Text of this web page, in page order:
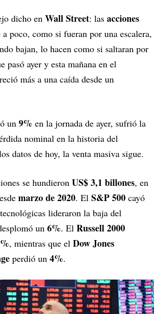
dicho en Wall Street: las acciones
a poco, como si fueran por una escalera,
bajan, lo hacen como si saltaran por
pasó ayer y esta mañana en el
más a una caída desde un
un 9% en la jornada de ayer, sufrió la
nominal en la historia del
datos de hoy, la venta masiva sigue.
se hundieron US$ 3,1 billones, en
marzo de 2020. El S&P 500 cayó
lideraron la baja del
un 6%. El Russell 2000
, mientras que el Dow Jones
perdió un 4%.